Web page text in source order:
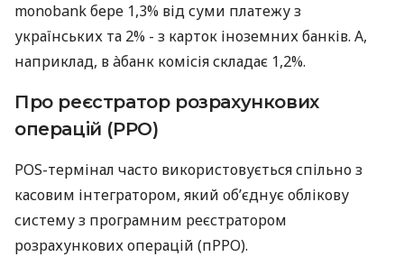
monobank бере 1,3% від суми платежу з
українських та 2% - з карток іноземних банків. А,
наприклад, в àбанк комісія складає 1,2%.
Про реєстратор розрахункових
операцій (РРО)
POS-термінал часто використовується спільно з
касовим інтегратором, який об’єднує облікову
систему з програмним реєстратором
розрахункових операцій (пРРО).